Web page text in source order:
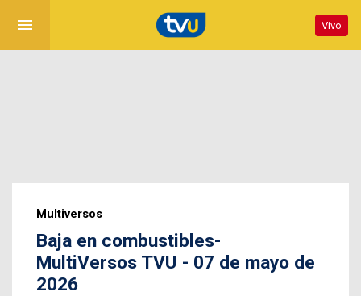
menu Vivo
Multiversos
Baja en combustibles-
MultiVersos TVU - 07 de mayo de
2026